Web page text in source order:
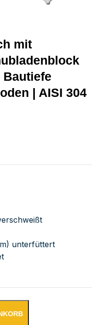
mit
| AISI 304
unterfüttert
Aufkantung und